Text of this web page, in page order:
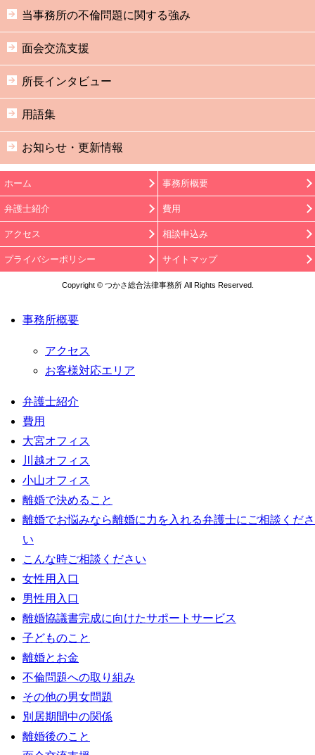
当事務所の不倫問題に関する強み
面会交流支援
所長インタビュー
用語集
お知らせ・更新情報
ホーム 事務所概要
弁護士紹介 費用
アクセス 相談申込み
プライバシーポリシー サイトマップ
Copyright © つかさ総合法律事務所 All Rights Reserved.
事務所概要
アクセス
お客様対応エリア
弁護士紹介
費用
大宮オフィス
川越オフィス
小山オフィス
離婚で決めること
離婚でお悩みなら離婚に力を入れる弁護士にご相談くださ
い
こんな時ご相談ください
女性用入口
男性用入口
離婚協議書完成に向けたサポートサービス
子どものこと
離婚とお金
不倫問題への取り組み
その他の男女問題
別居期間中の関係
離婚後のこと